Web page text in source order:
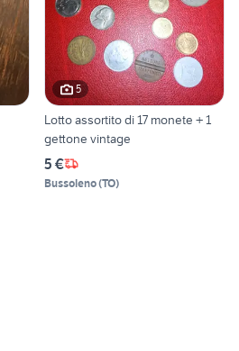
5
Lotto assortito di 17 monete + 1
gettone vintage
5 €
Bussoleno(TO)